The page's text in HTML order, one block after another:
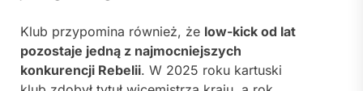
Klub przypomina również, że low-kick od lat
pozostaje jedną z najmocniejszych
konkurencji Rebelii. W 2025 roku kartuski